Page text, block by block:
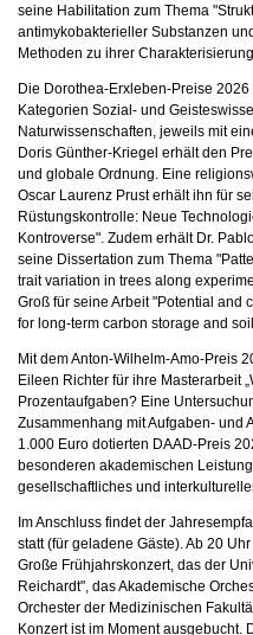
seine Habilitation zum Thema
antimykobakterieller Substanzen
Methoden zu ihrer
Die Dorothea-Erxleben-Preise
Kategorien Sozial- und
Naturwissenschaften, jeweils mit
Doris Günther-Kriegel erhält den
und globale Ordnung. Eine
Oscar Laurenz Prust erhält ihn für
Rüstungskontrolle: Neue
Kontroverse". Zudem erhält Dr.
seine Dissertation zum Thema
trait variation in trees along
Groß für seine Arbeit "Potential and
for long-term carbon storage and
Mit dem Anton-Wilhelm-Amo-Preis
Eileen Richter für ihre Masterarbeit
Prozentaufgaben? Eine
Zusammenhang mit Aufgaben- und
1.000 Euro dotierten DAAD-Preis
besonderen akademischen
gesellschaftliches und
Im Anschluss findet der
statt (für geladene Gäste). Ab 20
Große Frühjahrskonzert, das der
Reichardt", das Akademische
Orchester der Medizinischen
Konzert ist im Moment ausgebucht.